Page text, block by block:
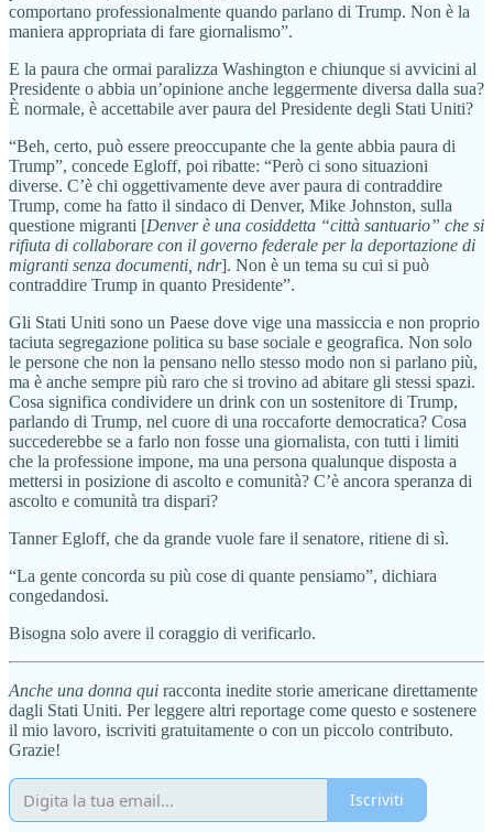
comportano professionalmente quando parlano di Trump. Non è la
maniera appropriata di fare giornalismo”.
E la paura che ormai paralizza Washington e chiunque si avvicini al
Presidente o abbia un’opinione anche leggermente diversa dalla sua?
È normale, è accettabile aver paura del Presidente degli Stati Uniti?
“Beh, certo, può essere preoccupante che la gente abbia paura di
Trump”, concede Egloff, poi ribatte: “Però ci sono situazioni
diverse. C’è chi oggettivamente deve aver paura di contraddire
Trump, come ha fatto il sindaco di Denver, Mike Johnston, sulla
questione migranti [Denver è una cosiddetta “città santuario” che si
rifiuta di collaborare con il governo federale per la deportazione di
migranti senza documenti, ndr]. Non è un tema su cui si può
contraddire Trump in quanto Presidente”.
Gli Stati Uniti sono un Paese dove vige una massiccia e non proprio
taciuta segregazione politica su base sociale e geografica. Non solo
le persone che non la pensano nello stesso modo non si parlano più,
ma è anche sempre più raro che si trovino ad abitare gli stessi spazi.
Cosa significa condividere un drink con un sostenitore di Trump,
parlando di Trump, nel cuore di una roccaforte democratica? Cosa
succederebbe se a farlo non fosse una giornalista, con tutti i limiti
che la professione impone, ma una persona qualunque disposta a
mettersi in posizione di ascolto e comunità? C’è ancora speranza di
ascolto e comunità tra dispari?
Tanner Egloff, che da grande vuole fare il senatore, ritiene di sì.
“La gente concorda su più cose di quante pensiamo”, dichiara
congedandosi.
Bisogna solo avere il coraggio di verificarlo.
Anche una donna qui racconta inedite storie americane direttamente
dagli Stati Uniti. Per leggere altri reportage come questo e sostenere
il mio lavoro, iscriviti gratuitamente o con un piccolo contributo.
Grazie!
Iscriviti